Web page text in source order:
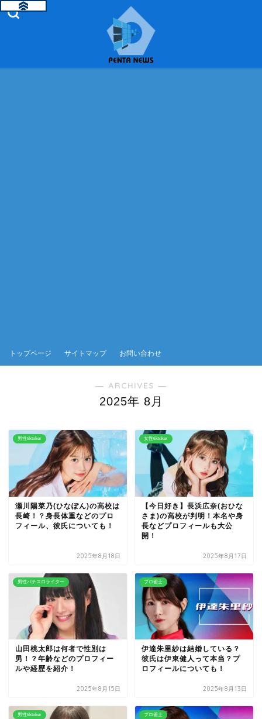
トップページ サイトマップ お問い合わせ
― ARCHIVES ―
2025年 8月
男性tiktoker
瀬川陽菜乃(ひなぽん)の高校は
長崎！？身長体重などのプロ
フィール、彼氏についても！
2025年8月18日
女性tiktoker
【今日好き】長浜広奈(おひな
さま)の高校が判明！本名や身
長などプロフィールも大公
開！
2025年8月17日
男性パチスロライター
山田桃太郎は何者で性別は
男！？年齢などのプロフィー
ルや経歴を紹介！
2025年8月15日
プロ雀士
伊達朱里紗は結婚している？
彼氏は伊東健人って本当？プ
ロフィールについても！
2025年8月13日
男性tiktoker プロ雀士